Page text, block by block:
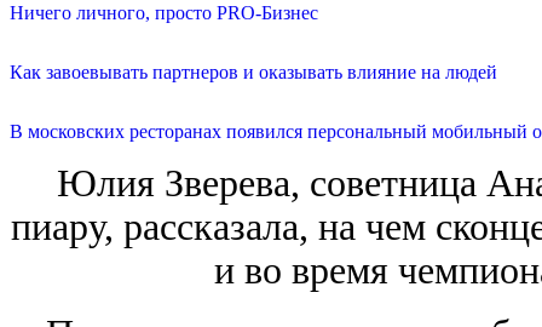
Ничего личного, просто PRO-Бизнес
Как завоевывать партнеров и оказывать влияние на людей
В московских ресторанах появился персональный мобильный
Юлия Зверева, советница
пиару, рассказала, на чем
и во время